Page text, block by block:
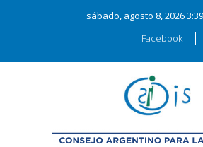
sábado, agosto 8, 2026
Facebook